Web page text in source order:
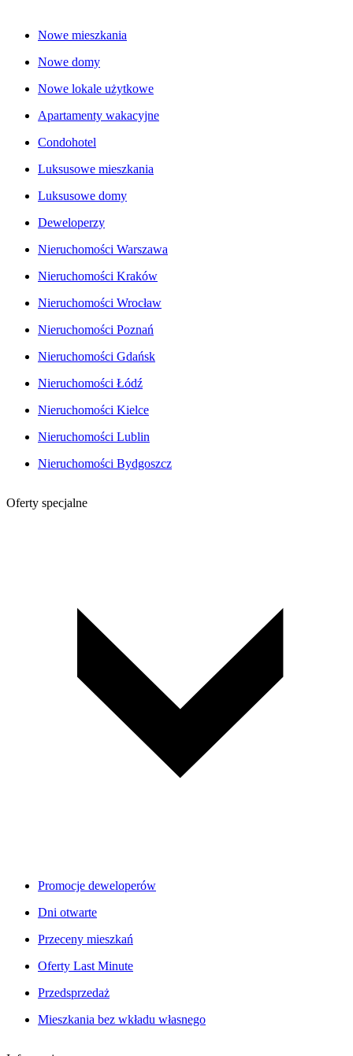
Nowe mieszkania
Nowe domy
Nowe lokale użytkowe
Apartamenty wakacyjne
Condohotel
Luksusowe mieszkania
Luksusowe domy
Deweloperzy
Nieruchomości Warszawa
Nieruchomości Kraków
Nieruchomości Wrocław
Nieruchomości Poznań
Nieruchomości Gdańsk
Nieruchomości Łódź
Nieruchomości Kielce
Nieruchomości Lublin
Nieruchomości Bydgoszcz
Oferty specjalne
Promocje deweloperów
Dni otwarte
Przeceny mieszkań
Oferty Last Minute
Przedsprzedaż
Mieszkania bez wkładu własnego